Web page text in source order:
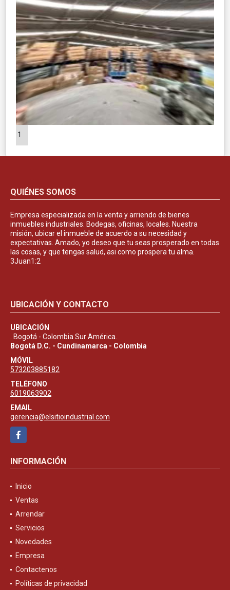
1
QUIÉNES SOMOS
Empresa especializada en la venta y arriendo de bienes
inmuebles industriales. Bodegas, oficinas, locales. Nuestra
misión, ubicar el inmueble de acuerdo a su necesidad y
expectativas. Amado, yo deseo que tu seas prosperado en todas
las cosas, y que tengas salud, asi como prospera tu alma.
3Juan1:2
UBICACIÓN Y CONTACTO
UBICACIÓN
. Bogotá - Colombia Sur América.
Bogotá D.C. - Cundinamarca - Colombia
MÓVIL
573203885182
TELÉFONO
6019063902
EMAIL
gerencia@elsitioindustrial.com
Facebook
INFORMACIÓN
Inicio
Ventas
Arrendar
Servicios
Novedades
Empresa
Contactenos
Políticas de privacidad